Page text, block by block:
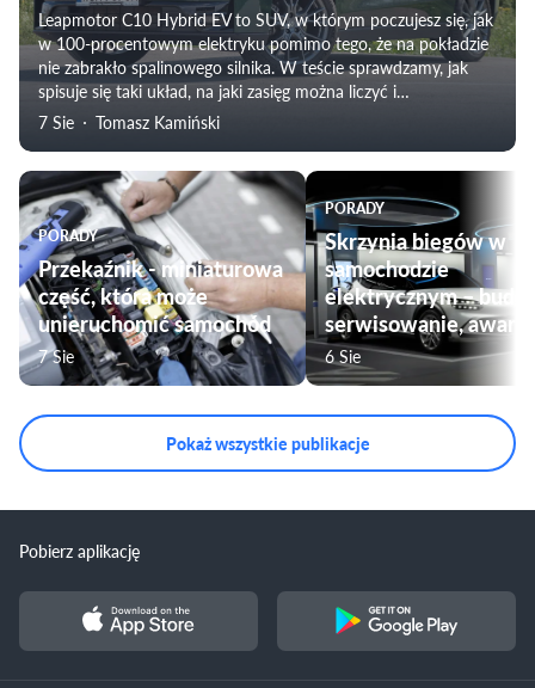
Leapmotor C10 Hybrid EV to SUV, w którym poczujesz się, jak
w 100-procentowym elektryku pomimo tego, że na pokładzie
nie zabrakło spalinowego silnika. W teście sprawdzamy, jak
spisuje się taki układ, na jaki zasięg można liczyć i
weryfikujemy subiektywne odczucia towarzyszące
rodziny.
7 Sie Tomasz Kamiński
PORADY
Przekaźnik - miniaturowa
część, która może
unieruchomić samochód
7 Sie
PORADY
Skrzynia biegów w
samochodzie
elektrycznym –
serwisowanie, awarie
6 Sie
Pokaż wszystkie publikacje
Pobierz aplikację